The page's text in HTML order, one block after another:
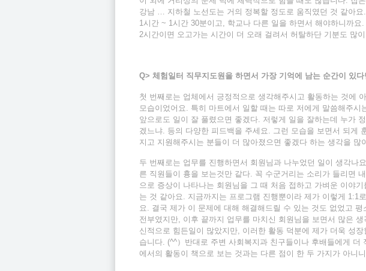
강남 … 지하철 노선도는 거의 정복할 정도로 움직였던 것 같아
1시간 ~ 1시간 30분이고, 학교나 다른 일을 하면서 해야하니까
2시간이면 오고가는 시간이 더 오래 걸려서 허탈하단 기분도 많
Q> 체험일터 직무지도원을 하면서 가장 기억에 남는 순간이 있
첫 번째로는 업체에서 긍정적으로 생각해주시고 활동하는 것에
모습이었어요. 특히 마트에서 일할 때는 따로 저에게 말씀해주시
앞으로도 일이 잘 풀렸으면 좋겠다. 저렇게 일을 잘하는데 누가
겠느냐. 등의 다양한 피드백을 주세요. 그런 모습을 보면서 되게
지고 지원해주시는 분들이 더 많아졌으면 좋겠다 하는 생각을 많
두 번째로는 업무를 진행하면서 회원님과 나누었던 일이 생각나
른 직원들이 흉을 보는것만 같다. 꼭 수군거리는 소리가 들리면
으로 증상이 나타나는 회원님을 그 때 처음 접하고 가벼운 이야
는 것 같아요. 지금까지는 프로그램 진행뿐이라 제가 이렇게 1:1
요. 결국 제가 이 문제에 대해 해결해드릴 수 있는 것도 없었고 평
전부였지만, 이후 끝까지 업무를 마치신 회원님을 보면서 많은
신적으로 힘든일이 많았지만, 이러한 활동 덕분에 제가 더욱 성
습니다. (^^）반대로 주변 사회복지과 친구들이나 후배들에게 더
에서의 활동이 책으로 보는 것과는 다른 점이 한 두 가지가 아니